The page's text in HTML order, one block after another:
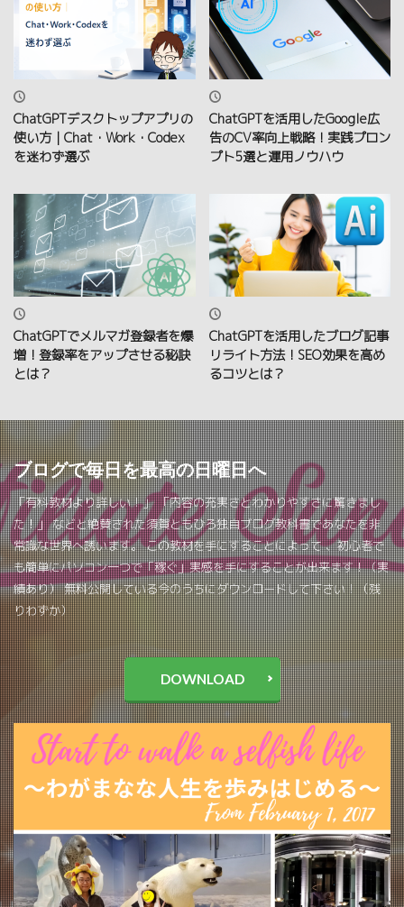
ChatGPTデスクトップアプリの
使い方｜Chat・Work・Codex
を迷わず選ぶ
ChatGPTを活用したGoogle広
告のCV率向上戦略！実践プロン
プト5選と運用ノウハウ
ChatGPTでメルマガ登録者を爆
増！登録率をアップさせる秘訣
とは？
ChatGPTを活用したブログ記事
リライト方法！SEO効果を高め
るコツとは？
ブログで毎日を最高の日曜日へ
「有料教材より詳しい！」 「内容の充実さとわかりやすさに驚きまし
た！」 などと絶賛された須賀ともひろ独自ブログ教科書であなたを非
常識な世界へ誘います。 この教材を手にすることによって 、初心者で
も簡単にパソコン一つで「稼ぐ」実感を手にすることが出来ます！（実
績あり） 無料公開している今のうちにダウンロードして下さい！（残
りわずか）
DOWNLOAD